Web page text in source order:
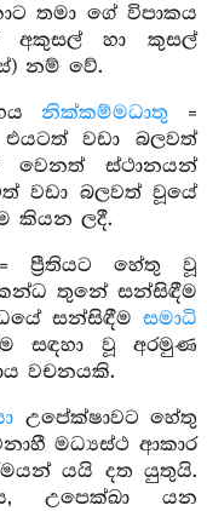
තමා ගේ විපාකය
අකුසල් හා කුසල්
නම් වේ.
නික්කම්මධාතු =
වඩා බලවත්
ස්ථානයන්
වඩා බලවත් වූයේ
කියන ලදී.
ප්‍රීතියට හේතු වූ
තුනේ සන්සිඳීම
සන්සිඳීමසමාධි
සඳහා වූ අරමුණ
වචනයකි.
උපේක්ෂාවට හේතු
මධ්‍යස්ථ ආකාර
යයි දත යුතුයි.
උපෙක්ඛා යන